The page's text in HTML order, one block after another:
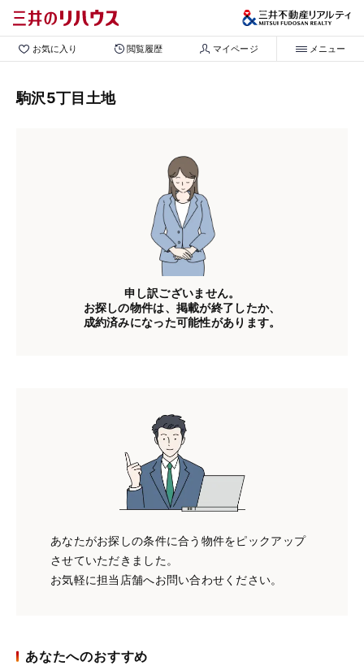
お気に入り 閲覧履歴 マイページ メニュー
駒沢5丁目土地
申し訳ございません。
お探しの物件は、掲載が終了したか、
成約済みになった可能性があります。
あなたがお探しの条件に合う物件をピックアップ
させていただきました。
お気軽に担当店舗へお問い合わせください。
あなたへのおすすめ